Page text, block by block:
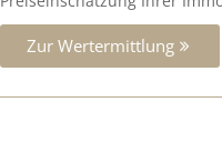
Zur Wertermittlung